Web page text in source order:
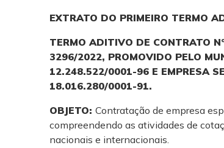
EXTRATO DO PRIMEIRO TERMO
TERMO ADITIVO DE CONTRATO
3296/2022, PROMOVIDO PELO
12.248.522/0001-96 E EMPRESA
18.016.280/0001-91.
OBJETO: Contratação de empresa
compreendendo as atividades de
nacionais e internacionais.